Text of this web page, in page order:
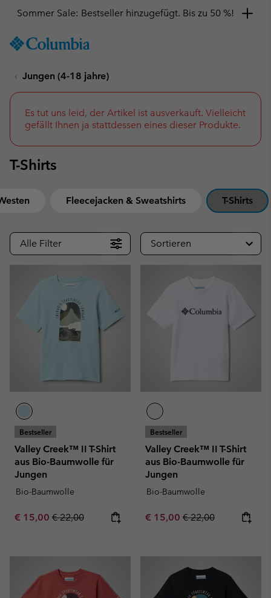
TO
SKIP
NAV
SKIP
TO
SEARCH
Hol dir einen 10 %-Gutschein
Jungen (4-18 jahre)
Es tut uns leid, der Artikel ist ausverkauft. Vielleicht
gefällt Ihnen ja stattdessen eines dieser Produkte.
T-Shirts
Fleecejacken & Sweatshirts T-Shirts
Alle Filter Sortieren
Bestseller
Valley Creek™ II T-Shirt
aus Bio-Baumwolle für
Jungen
Bio-Baumwolle
Sale price:
€ 15,00 Regular price:
€ 22,00
Bestseller
Valley Creek™ II T-Shirt
aus Bio-Baumwolle für
Jungen
Bio-Baumwolle
Sale price:
€ 15,00 Regular price:
€ 22,00